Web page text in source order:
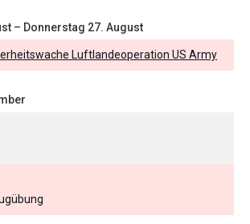
– Donnerstag 27. August
Luftlandeoperation US Army